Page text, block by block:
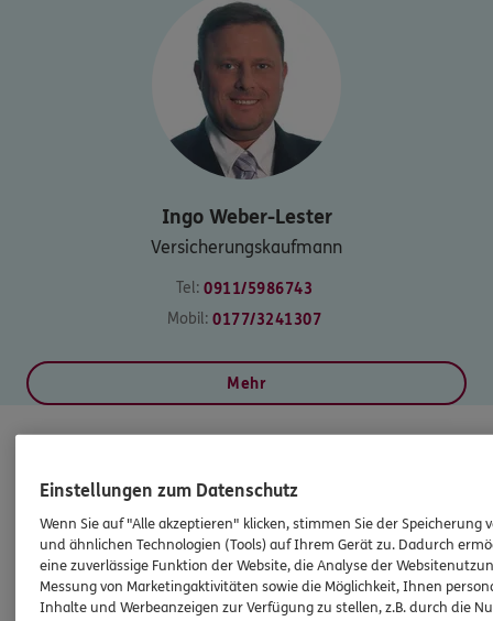
Ingo Weber-Lester
Versicherungskaufmann
Tel: 0911/5986743
Mobil: 0177/3241307
Mehr
Einstellungen zum Datenschutz
Wenn Sie auf "Alle akzeptieren" klicken, stimmen Sie der Speicherung
und ähnlichen Technologien (Tools) auf Ihrem Gerät zu. Dadurch
eine zuverlässige Funktion der Website, die Analyse der
Messung von Marketingaktivitäten sowie die Möglichkeit, Ihnen
Inhalte und Werbeanzeigen zur Verfügung zu stellen, z.B. durch die